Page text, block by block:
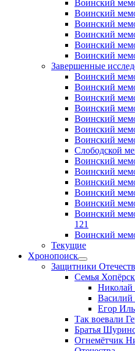
Воинский
Воинский
Воинский
Воинский
Воинский
Воинский
Завершенные
Воинский
Воинский
Воинский
Воинский
Воинский
Воинский
Воинский
Слободской
Воинский
Воинский
Воинский
Воинский
Воинский
Воинский
121
Воинский
Текущие
Хронопоиск
открыть
меню
Защитники
Семья
Николай
Василий
Егор
Так воевали
Братья
Огнемётчик